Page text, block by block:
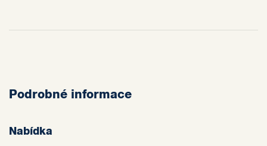
Podrobné informace
Nabídka